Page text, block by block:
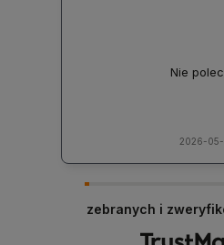
Nie
2026-
zebranych i